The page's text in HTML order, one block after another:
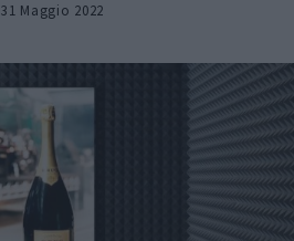
31 Maggio 2022